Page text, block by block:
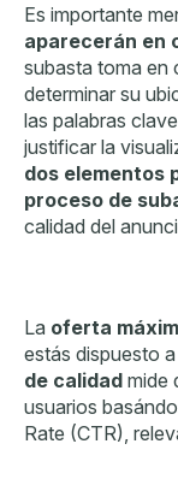
Es importante
aparecerán en
subasta toma en
determinar su
las palabras
justificar la
dos elementos
proceso de
calidad del
La oferta
estás dispuesto
de calidad mide
usuarios
Rate (CTR),